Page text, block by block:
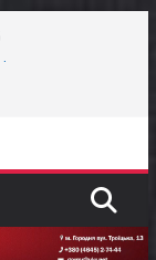
«Діалог
України